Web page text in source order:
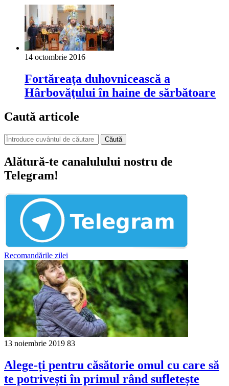
14 octombrie 2016
Fortăreaţa duhovnicească a
Hârbovăţului în haine de sărbătoare
Caută articole
Căută
Alătură-te canalulului nostru de
Telegram!
Recomandările zilei
13 noiembrie 2019 83
Alege-ți pentru căsătorie omul cu care să
te potrivești în primul rând sufletește